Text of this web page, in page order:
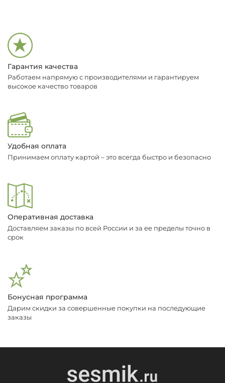
Гарантия качества
Работаем напрямую с производителями и гарантируем
высокое качество товаров
Удобная оплата
Принимаем оплату картой – это всегда быстро и безопасно
Оперативная доставка
Доставляем заказы по всей России и за ее пределы точно в
срок
Бонусная программа
Дарим скидки за совершенные покупки на последующие
заказы